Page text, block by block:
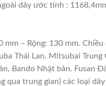
dây ước tính :
– Rộng: 130 mm. Chiều
Thái Lan. Mitsubai
Bando Nhật bản. Fusan
trung gian) các loại